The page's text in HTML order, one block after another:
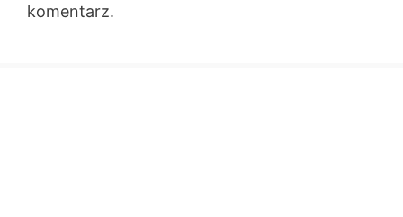
komentarz.